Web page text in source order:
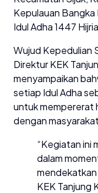
Kepulauan Bangka
Idul Adha 1447
Wujud Kepedulian
Direktur KEK
menyampaikan
setiap Idul Adha
untuk mempererat
dengan
“Kegiatan ini
dalam
KEK Tanjung